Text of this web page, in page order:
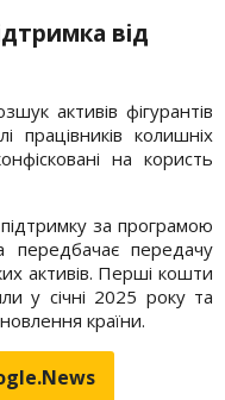
від
активів фігурантів
працівників колишніх
на користь
за програмою
передбачає передачу
активів. Перші кошти
у січні 2025 року та
країни.